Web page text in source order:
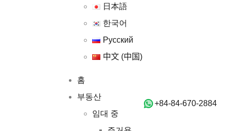
日本語
한국어
Русский
中文 (中国)
홈
부동산
임대 중
‭+84-84-670-2884‬